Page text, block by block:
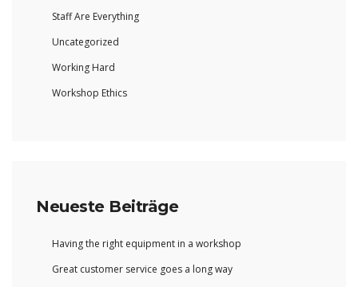
Staff Are Everything
Uncategorized
Working Hard
Workshop Ethics
Neueste Beiträge
Having the right equipment in a workshop
Great customer service goes a long way